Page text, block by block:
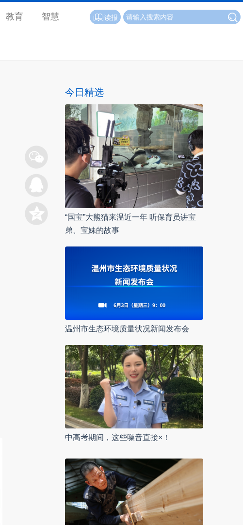
教育 智慧 读报
今日精选
“国宝”大熊猫来温近一年 听保育员讲宝
弟、宝妹的故事
温州市生态环境质量状况新闻发布会
中高考期间，这些噪音直接×！